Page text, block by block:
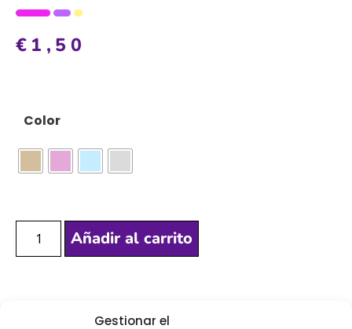
Gestionar el
€ 1,50
Color
Añadir al carrito